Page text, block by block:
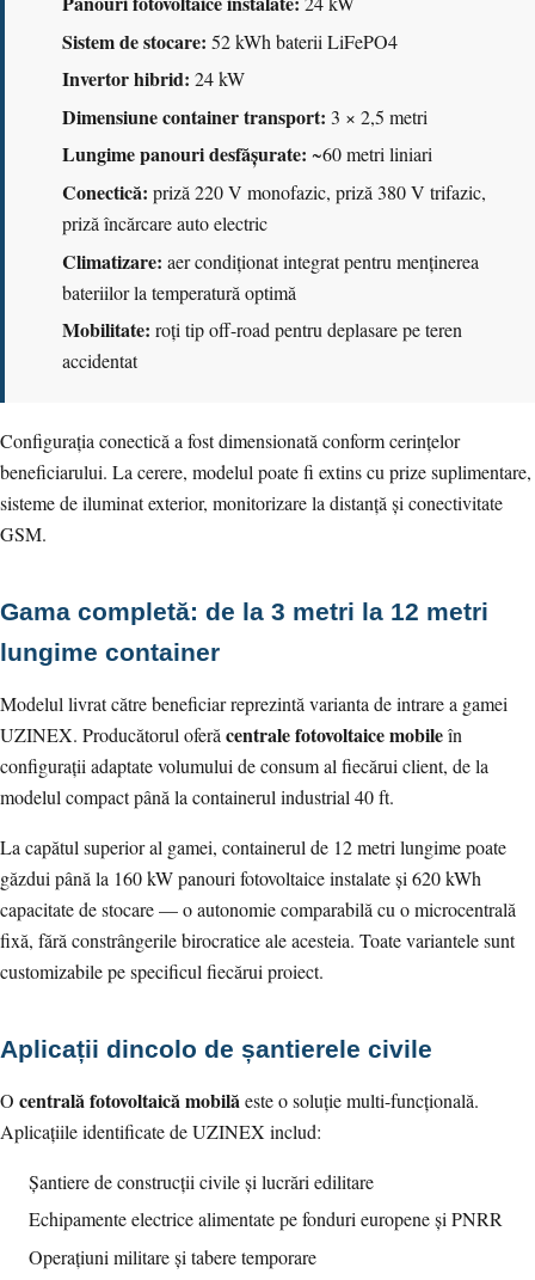
Sistem de stocare: 52 kWh baterii LiFePO4
Invertor hibrid: 24 kW
Dimensiune container transport: 3 × 2,5 metri
Lungime panouri desfășurate: ~60 metri liniari
Conectică: priză 220 V monofazic, priză 380 V trifazic,
priză încărcare auto electric
Climatizare: aer condiționat integrat pentru menținerea
bateriilor la temperatură optimă
Mobilitate: roți tip off-road pentru deplasare pe teren
accidentat
Configurația conectică a fost dimensionată conform cerințelor
beneficiarului. La cerere, modelul poate fi extins cu prize suplimentare,
sisteme de iluminat exterior, monitorizare la distanță și conectivitate
GSM.
Gama completă: de la 3 metri la 12 metri
lungime container
Modelul livrat către beneficiar reprezintă varianta de intrare a gamei
UZINEX. Producătorul oferă centrale fotovoltaice mobileîn
configurații adaptate volumului de consum al fiecărui client, de la
modelul compact până la containerul industrial 40 ft.
La capătul superior al gamei, containerul de 12 metri lungime poate
găzdui până la 160 kW panouri fotovoltaice instalate și 620 kWh
capacitate de stocare — o autonomie comparabilă cu o microcentrală
fixă, fără constrângerile birocratice ale acesteia. Toate variantele sunt
customizabile pe specificul fiecărui proiect.
Aplicații dincolo de șantierele civile
O centrală fotovoltaică mobilăeste o soluție multi-funcțională.
Aplicațiile identificate de UZINEX includ:
Șantiere de construcții civile și lucrări edilitare
Echipamente electrice alimentate pe fonduri europene și PNRR
Operațiuni militare și tabere temporare